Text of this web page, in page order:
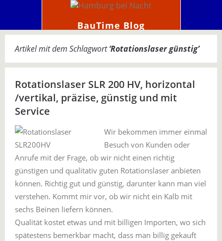
BauTime Blog
Artikel mit dem Schlagwort‘Rotationslaser günstig’
Rotationslaser SLR 200 HV, horizontal
/vertikal, präzise, günstig und mit
Service
Wir bekommen immer einmal
Besuch von Kunden oder
Anrufe mit der Frage, ob wir nicht einen richtig
günstigen und qualitativ guten Rotationslaser anbieten
können. Richtig gut und günstig, darunter kann man viel
verstehen. Kommt mir vor, ob wir nicht ein Kalb mit
sechs Beinen liefern können.
Qualität kostet etwas und mit billigen Importen, wo sich
spätestens bemerkbar macht, dass man billig gekauft